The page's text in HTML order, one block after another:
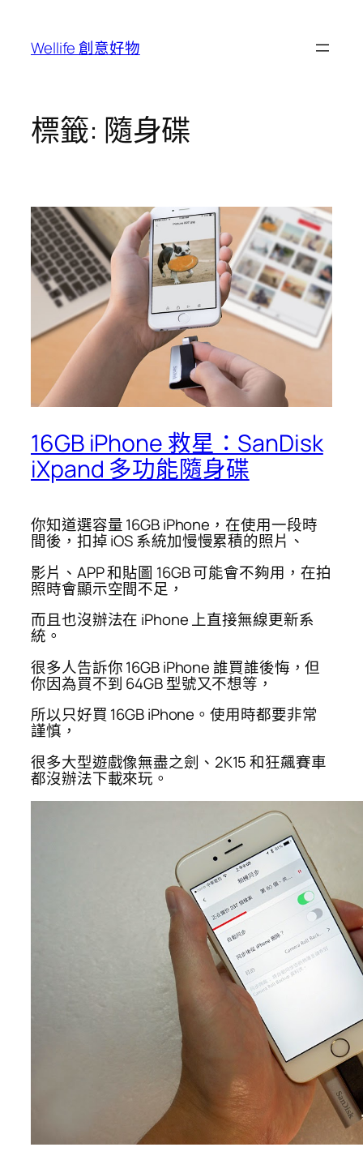
Wellife 創意好物
標籤: 隨身碟
16GB iPhone 救星：SanDisk
iXpand 多功能隨身碟
你知道選容量 16GB iPhone，在使用一段時
間後，扣掉 iOS 系統加慢慢累積的照片、
影片、APP 和貼圖 16GB 可能會不夠用，在拍
照時會顯示空間不足，
而且也沒辦法在 iPhone 上直接無線更新系
統。
很多人告訴你 16GB iPhone 誰買誰後悔，但
你因為買不到 64GB 型號又不想等，
所以只好買 16GB iPhone。使用時都要非常
謹慎，
很多大型遊戲像無盡之劍、2K15 和狂飆賽車
都沒辦法下載來玩。